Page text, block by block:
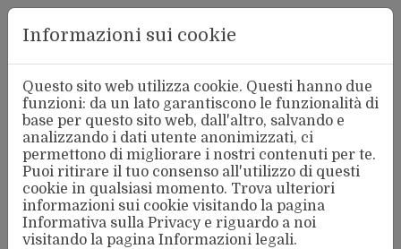
Aderente
Tutte le notizie con Tag:Diritti
Informazioni sui cookie
Questo sito web utilizza cookie. Questi hanno due
funzioni: da un lato garantiscono le funzionalità di
base per questo sito web, dall'altro, salvando e
analizzando i dati utente anonimizzati, ci
permettono di migliorare i nostri contenuti per te.
Puoi ritirare il tuo consenso all'utilizzo di questi
cookie in qualsiasi momento. Trova ulteriori
informazioni sui cookie visitando la pagina
Informativa sulla Privacye riguardo a noi
visitando la pagina Informazioni legali.